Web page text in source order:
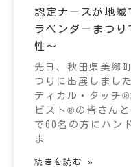
認定ナースが地
ラベンダーまつ
性～
先日、秋田県美郷
つりに出展しまし
ディカル・タッチ
ピスト®の皆さん
で60名の方にハン
ま
続きを読む »